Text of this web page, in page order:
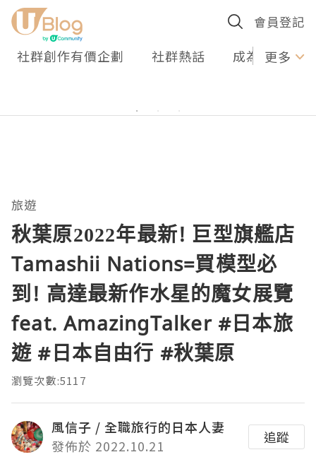
會員登記
社群創作有價企劃 社群熱話 成為U更多
旅遊
秋葉原2022年最新! 巨型旗艦店
Tamashii Nations=買模型必
到! 高達最新作水星的魔女展覽
feat. AmazingTalker #日本旅
遊 #日本自由行 #秋葉原
瀏覽次數:5117
風信子 / 全職旅行的日本人妻
發佈於 2022.10.21
追蹤